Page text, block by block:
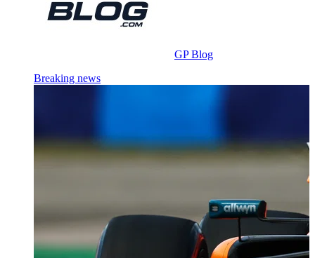
GP Blog
Breaking news